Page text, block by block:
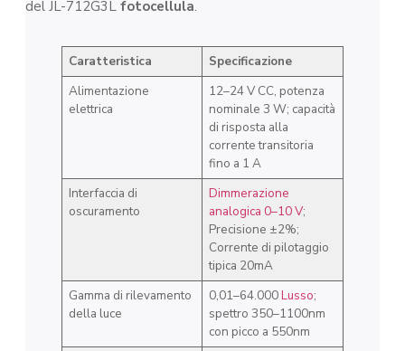
del JL-712G3L fotocellula.
Caratteristica
Specificazione
Alimentazione
elettrica
12–24 V CC, potenza
nominale 3 W; capacità
di risposta alla
corrente transitoria
fino a 1 A
Interfaccia di
oscuramento
Dimmerazione
analogica 0–10 V;
Precisione ±2%;
Corrente di pilotaggio
tipica 20mA
Gamma di rilevamento
della luce
0,01–64.000Lusso;
spettro 350–1100nm
con picco a 550nm